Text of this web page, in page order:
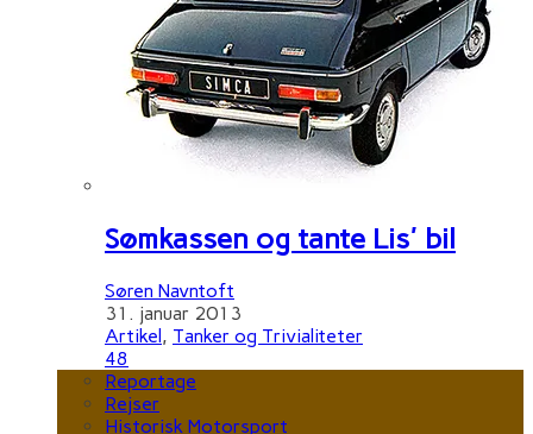
Sømkassen og tante Lis' bil
Søren Navntoft
31. januar 2013
Artikel, Tanker og Trivialiteter
48
Reportage
Rejser
Historisk Motorsport